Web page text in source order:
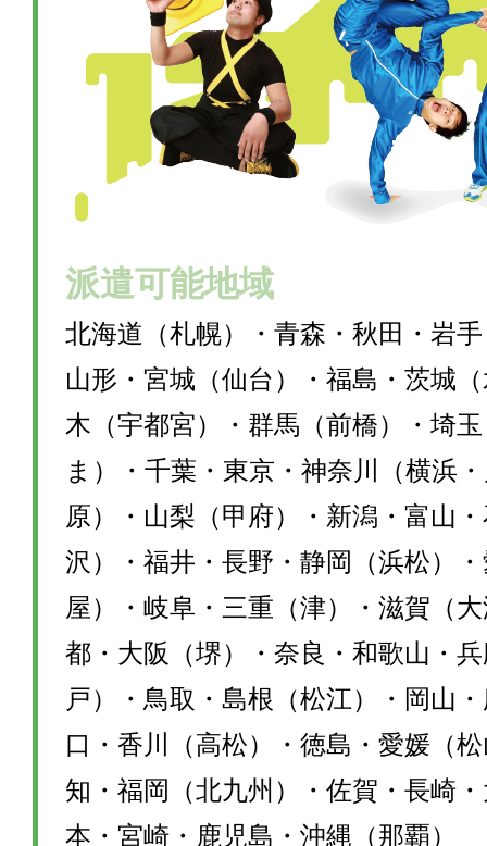
派遣可能地域
北海道（札幌）・青森・秋田・岩
山形・宮城（仙台）・福島・茨城
木（宇都宮）・群馬（前橋）・埼
ま）・千葉・東京・神奈川（横浜
原）・山梨（甲府）・新潟・富山
沢）・福井・長野・静岡（浜松）
屋）・岐阜・三重（津）・滋賀（
都・大阪（堺）・奈良・和歌山・
戸）・鳥取・島根（松江）・岡山
口・香川（高松）・徳島・愛媛（
知・福岡（北九州）・佐賀・長崎
本・宮崎・鹿児島・沖縄（那覇）